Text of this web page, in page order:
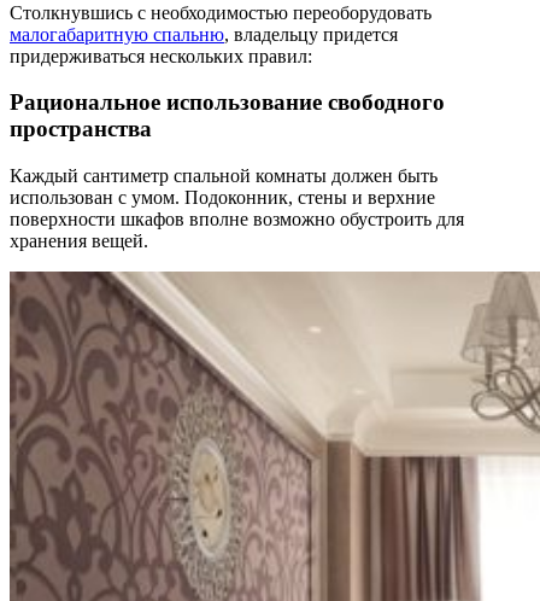
Столкнувшись с необходимостью переоборудовать
малогабаритную спальню, владельцу придется
придерживаться нескольких правил:
Рациональное использование свободного
пространства
Каждый сантиметр спальной комнаты должен быть
использован с умом. Подоконник, стены и верхние
поверхности шкафов вполне возможно обустроить для
хранения вещей.